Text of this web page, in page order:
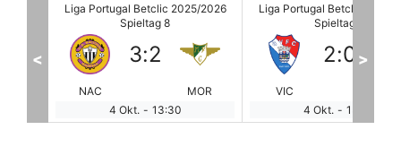
Liga Portugal Betclic 2025/2026
Spieltag 8
VIC
2:0
Estrela
4 Okt. - 13:30
Liga Portugal Betclic 2025/
Spieltag 8
AVS
1:3
4 Okt. - 16:00
< >